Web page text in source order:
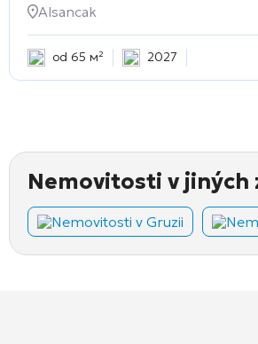
Alsancak
od 65 м² 2027
Nemovitosti v jiných
Nemovitosti v Gruzii